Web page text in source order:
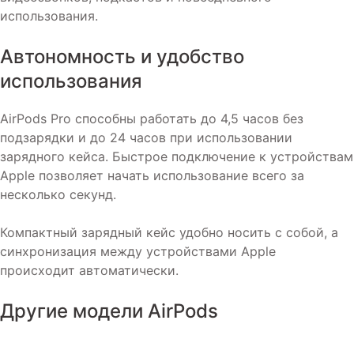
использования.
Автономность и удобство
использования
AirPods Pro способны работать до 4,5 часов без
подзарядки и до 24 часов при использовании
зарядного кейса. Быстрое подключение к устройствам
Apple позволяет начать использование всего за
несколько секунд.
Компактный зарядный кейс удобно носить с собой, а
синхронизация между устройствами Apple
происходит автоматически.
Другие модели AirPods